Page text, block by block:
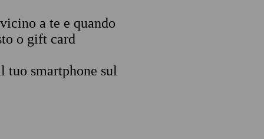
a te e quando
o gift card
tuo smartphone sul